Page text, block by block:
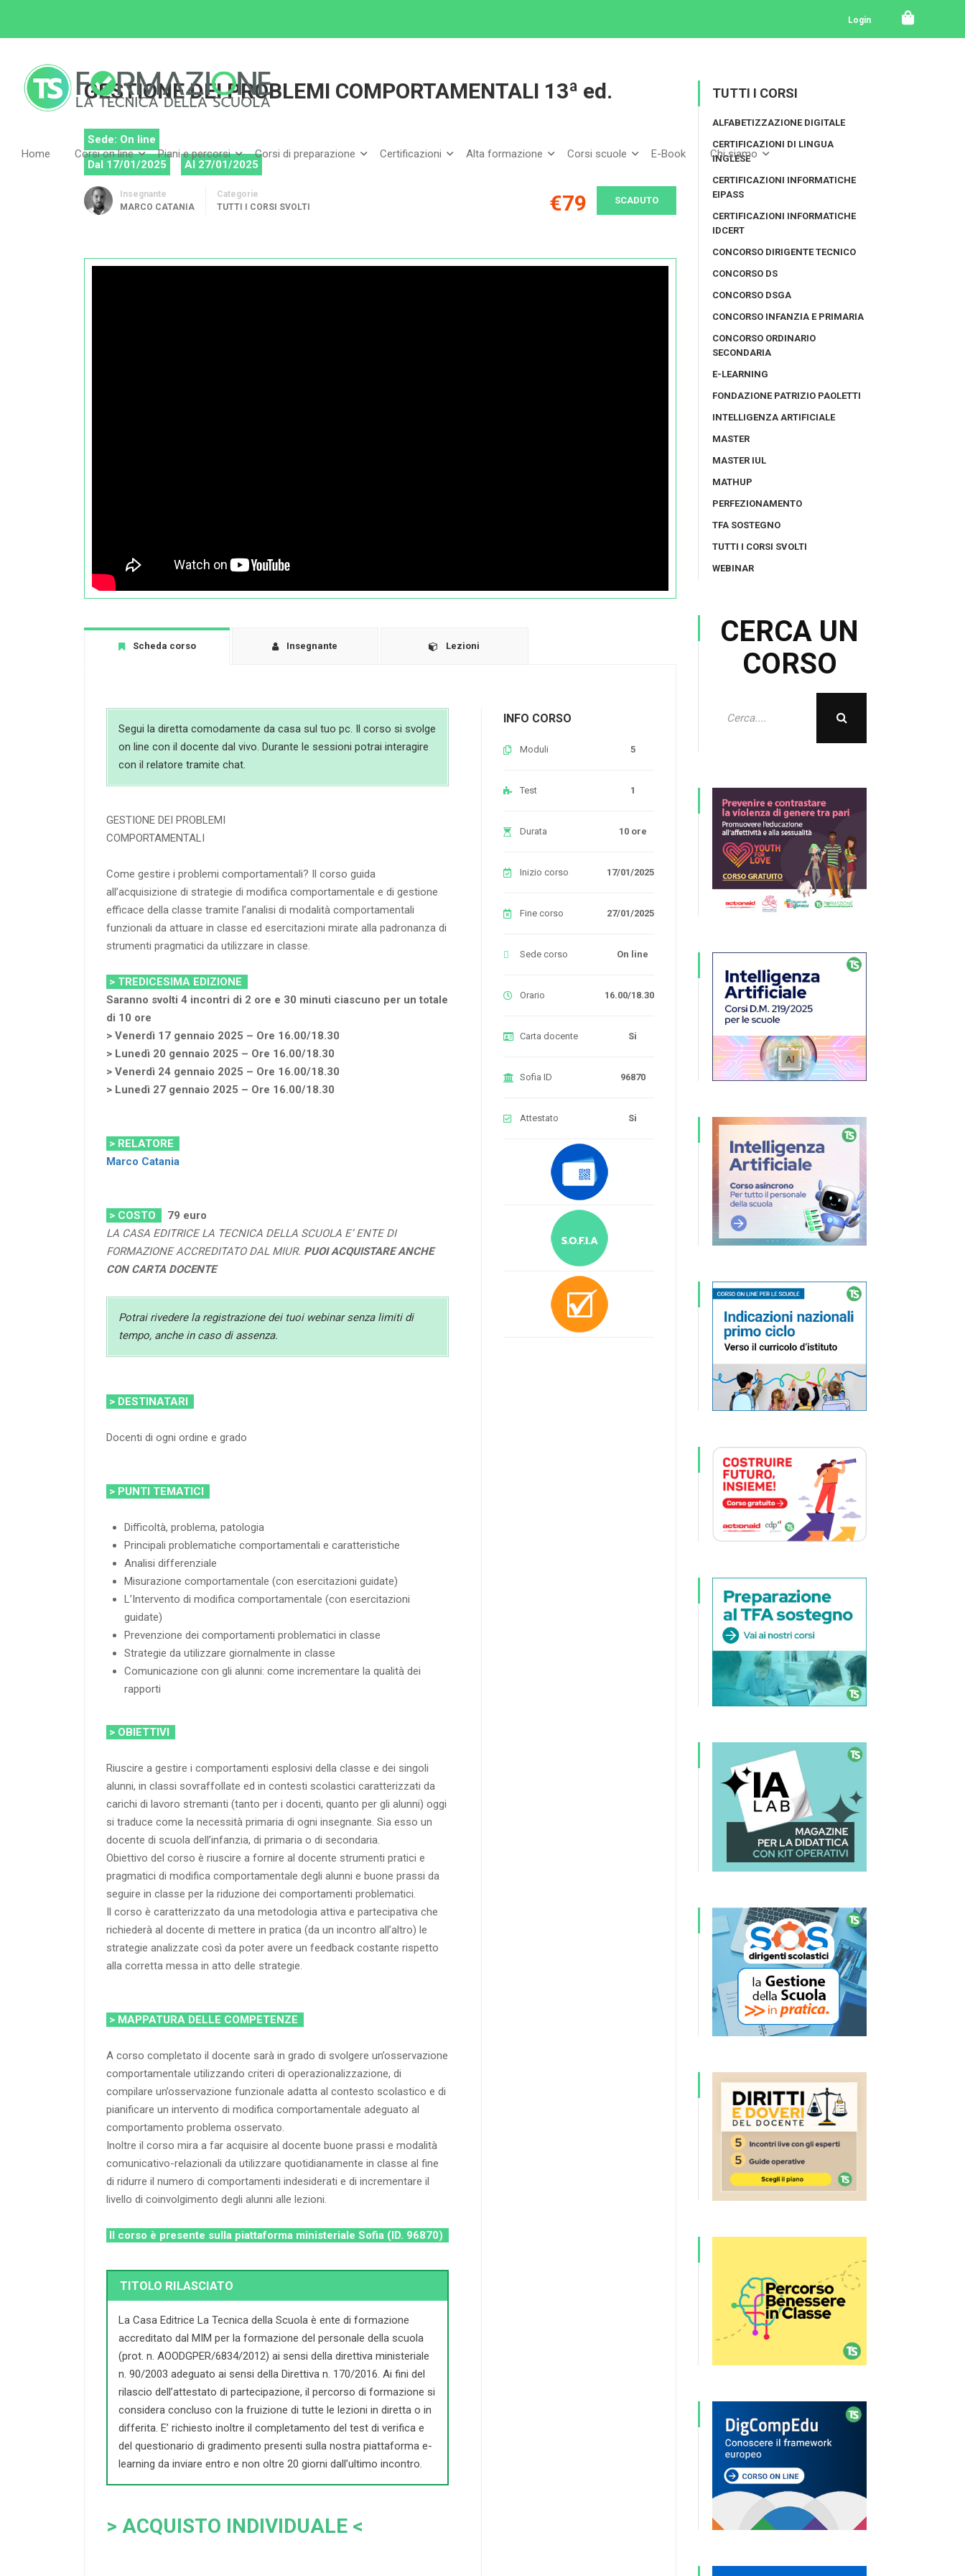
Login
Home Corsi on line Piani e percorsi Corsi di preparazione Certificazioni Alta formazione Corsi scuole E-Book Chi siamo
GESTIONE DEI PROBLEMI COMPORTAMENTALI 13ª ed.
Sede: On line
Dal 17/01/2025
Al 27/01/2025
Insegnante
MARCO CATANIA
Categorie
TUTTI I CORSI SVOLTI
€79 SCADUTO
Scheda corso Insegnante Lezioni
Segui la diretta comodamente da casa sul tuo pc. Il corso si svolge
on line con il docente dal vivo. Durante le sessioni potrai interagire
con il relatore tramite chat.
GESTIONE DEI PROBLEMI
COMPORTAMENTALI
Come gestire i problemi comportamentali? Il corso guida
all’acquisizione di strategie di modifica comportamentale e di gestione
efficace della classe tramite l’analisi di modalità comportamentali
funzionali da attuare in classe ed esercitazioni mirate alla padronanza di
strumenti pragmatici da utilizzare in classe.
> TREDICESIMA EDIZIONE
Saranno svolti 4 incontri di 2 ore e 30 minuti ciascuno per un totale
di 10 ore
> Venerdì 17 gennaio 2025 – Ore 16.00/18.30
> Lunedì 20 gennaio 2025 – Ore 16.00/18.30
> Venerdì 24 gennaio 2025 – Ore 16.00/18.30
> Lunedì 27 gennaio 2025 – Ore 16.00/18.30
> RELATORE
Marco Catania
> COSTO
79 euro
LA CASA EDITRICE LA TECNICA DELLA SCUOLA E’ ENTE DI
FORMAZIONE ACCREDITATO DAL MIUR. PUOI ACQUISTARE ANCHE
CON CARTA DOCENTE
Potrai rivedere la registrazione dei tuoi webinar senza limiti di
tempo, anche in caso di assenza.
> DESTINATARI
Docenti di ogni ordine e grado
> PUNTI TEMATICI
Difficoltà, problema, patologia
Principali problematiche comportamentali e caratteristiche
Analisi differenziale
Misurazione comportamentale (con esercitazioni guidate)
L’Intervento di modifica comportamentale (con esercitazioni
guidate)
Prevenzione dei comportamenti problematici in classe
Strategie da utilizzare giornalmente in classe
Comunicazione con gli alunni: come incrementare la qualità dei
rapporti
> OBIETTIVI
Riuscire a gestire i comportamenti esplosivi della classe e dei singoli
alunni, in classi sovraffollate ed in contesti scolastici caratterizzati da
carichi di lavoro stremanti (tanto per i docenti, quanto per gli alunni) oggi
si traduce come la necessità primaria di ogni insegnante. Sia esso un
docente di scuola dell’infanzia, di primaria o di secondaria.
Obiettivo del corso è riuscire a fornire al docente strumenti pratici e
pragmatici di modifica comportamentale degli alunni e buone prassi da
seguire in classe per la riduzione dei comportamenti problematici.
Il corso è caratterizzato da una metodologia attiva e partecipativa che
richiederà al docente di mettere in pratica (da un incontro all’altro) le
strategie analizzate così da poter avere un feedback costante rispetto
alla corretta messa in atto delle strategie.
> MAPPATURA DELLE COMPETENZE
A corso completato il docente sarà in grado di svolgere un’osservazione
comportamentale utilizzando criteri di operazionalizzazione, di
compilare un’osservazione funzionale adatta al contesto scolastico e di
pianificare un intervento di modifica comportamentale adeguato al
comportamento problema osservato.
Inoltre il corso mira a far acquisire al docente buone prassi e modalità
comunicativo-relazionali da utilizzare quotidianamente in classe al fine
di ridurre il numero di comportamenti indesiderati e di incrementare il
livello di coinvolgimento degli alunni alle lezioni.
Il corso è presente sulla piattaforma ministeriale Sofia (ID. 96870)
TITOLO RILASCIATO
La Casa Editrice La Tecnica della Scuola è ente di formazione
accreditato dal MIM per la formazione del personale della scuola
(prot. n. AOODGPER/6834/2012) ai sensi della direttiva ministeriale
n. 90/2003 adeguato ai sensi della Direttiva n. 170/2016. Ai fini del
rilascio dell’attestato di partecipazione, il percorso di formazione si
considera concluso con la fruizione di tutte le lezioni in diretta o in
differita. E’ richiesto inoltre il completamento del test di verifica e
del questionario di gradimento presenti sulla nostra piattaforma e-
learning da inviare entro e non oltre 20 giorni dall’ultimo incontro.
> ACQUISTO INDIVIDUALE <
INFO CORSO
Moduli 5
Test 1
Durata 10 ore
Inizio corso 17/01/2025
Fine corso 27/01/2025
Sede corso On line
Orario 16.00/18.30
Carta docente Si
Sofia ID 96870
Attestato Si
TUTTI I CORSI
ALFABETIZZAZIONE DIGITALE
CERTIFICAZIONI DI LINGUA
INGLESE
CERTIFICAZIONI INFORMATICHE
EIPASS
CERTIFICAZIONI INFORMATICHE
IDCERT
CONCORSO DIRIGENTE TECNICO
CONCORSO DS
CONCORSO DSGA
CONCORSO INFANZIA E PRIMARIA
CONCORSO ORDINARIO
SECONDARIA
E-LEARNING
FONDAZIONE PATRIZIO PAOLETTI
INTELLIGENZA ARTIFICIALE
MASTER
MASTER IUL
MATHUP
PERFEZIONAMENTO
TFA SOSTEGNO
TUTTI I CORSI SVOLTI
WEBINAR
CERCA UN
CORSO